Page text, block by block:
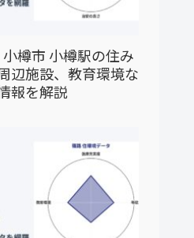
小樽市 小樽駅の住み
辺施設、教育環境な
報を解説